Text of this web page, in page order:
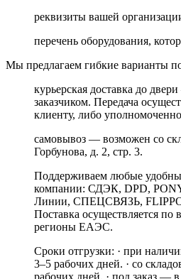
реквизиты вашей
перечень оборудования,
Мы предлагаем гибкие варианты
курьерская доставка до
заказчиком. Передача
клиенту, либо
самовывоз — возможен со
Горбунова, д. 2, стр. 3.
Поддерживаем любые
компании: СДЭК, DPD,
Линии, СПЕЦСВЯЗЬ,
Поставка осуществляется по
регионы ЕАЭС.
Сроки отгрузки: · при
3–5 рабочих дней. · со